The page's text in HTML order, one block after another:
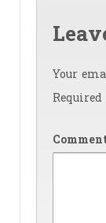
Your
Comment